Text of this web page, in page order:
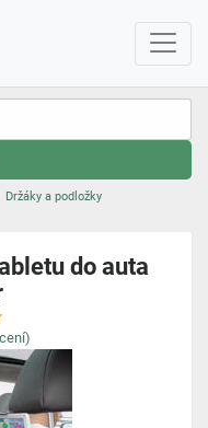
Držáky a podložky
do auta